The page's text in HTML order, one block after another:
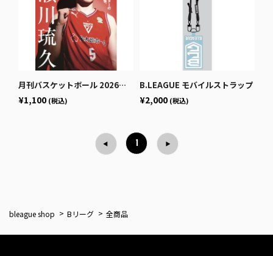
月刊バスケットボール 2026年1月号 (発売日2025年11月25日)
¥1,100 (税込)
B.LEAGUE モバイルストラップ
¥2,000 (税込)
1
bleague shop Bリーグ 全商品